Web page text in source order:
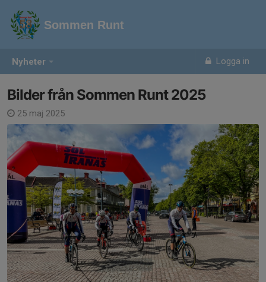
Nyheter Logga in
Sommen Runt
Bilder från Sommen Runt 2025
25 maj 2025